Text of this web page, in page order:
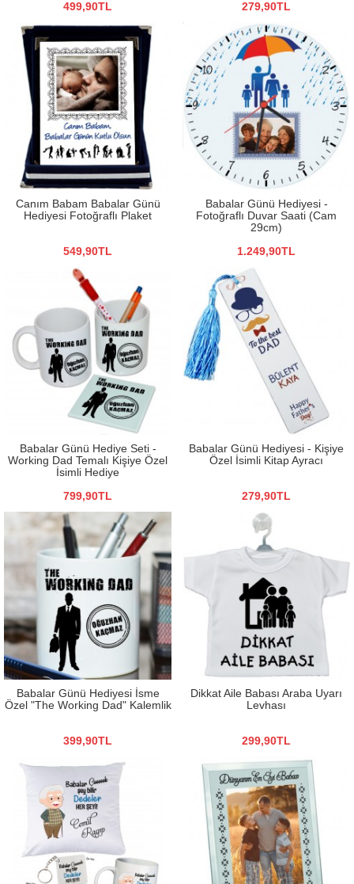
499,90TL 279,90TL
Canım Babam Babalar Günü
Hediyesi Fotoğraflı Plaket
549,90TL
Babalar Günü Hediyesi -
Fotoğraflı Duvar Saati (Cam
29cm)
1.249,90TL
Babalar Günü Hediye Seti -
Working Dad Temalı Kişiye Özel
İsimli Hediye
799,90TL
Babalar Günü Hediyesi - Kişiye
Özel İsimli Kitap Ayracı
279,90TL
Babalar Günü Hediyesi İsme
Özel "The Working Dad" Kalemlik
399,90TL
Dikkat Aile Babası Araba Uyarı
Levhası
299,90TL